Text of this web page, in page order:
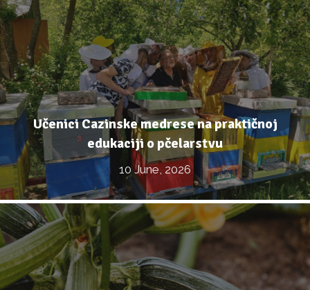
Učenici Cazinske medrese na praktičnoj
edukaciji o pčelarstvu
10 June, 2026